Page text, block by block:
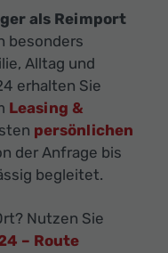
als Reimport
besonders
Alltag und
erhalten Sie
Leasing &
persönlichen
der Anfrage bis
begleitet.
Nutzen Sie
– Route